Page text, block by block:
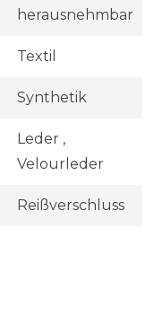
herausnehmbar
Textil
Synthetik
Leder ,
Velourleder
Reißverschluss